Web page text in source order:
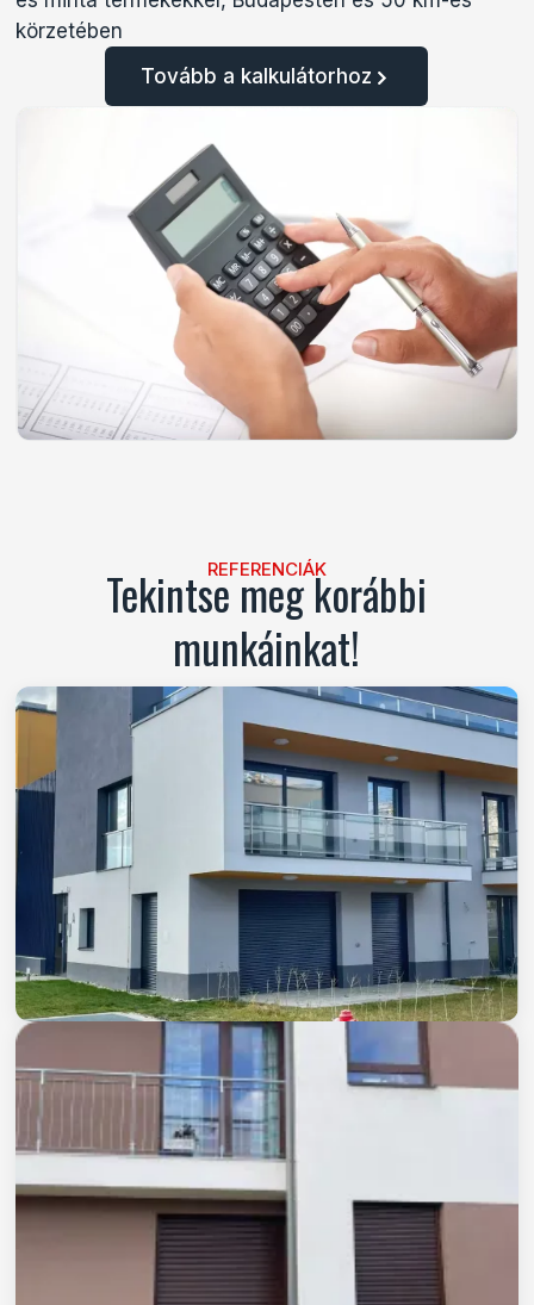
körzetében
Tovább a kalkulátorhoz
REFERENCIÁK
Tekintse meg korábbi
munkáinkat!